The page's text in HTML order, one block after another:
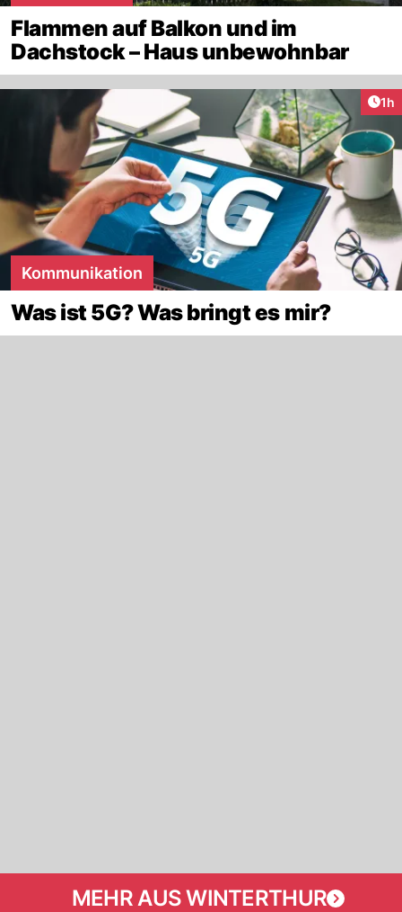
Flammen auf Balkon und im
Dachstock – Haus unbewohnbar
1h
Kommunikation
Was ist 5G? Was bringt es mir?
MEHR AUS WINTERTHUR